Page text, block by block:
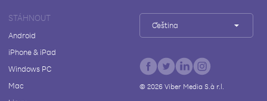
STÁHNOUT
Android
iPhone & iPad
Windows PC
Mac
Čeština
© 2026Viber Media S.à r.l.